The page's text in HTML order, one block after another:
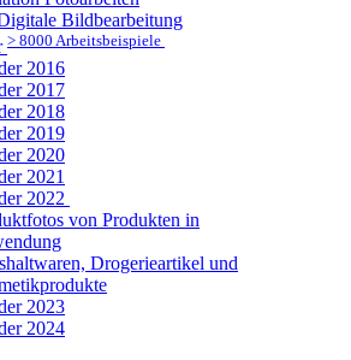
Bildbearbeitung
> 8000 Arbeitsbeispiele
2016
2017
2018
2019
2020
2021
2022
von Produkten in
Drogerieartikel und
2023
2024